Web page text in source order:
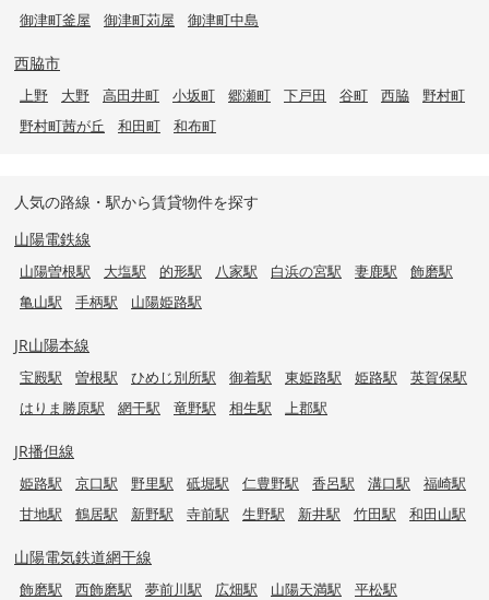
御津町釜屋
御津町苅屋 御津町中島
西脇市
上野 大野 高田井町 小坂町 郷瀬町 下戸田 谷町 西脇
野村町
野村町茜が丘
和田町 和布町
人気の路線・駅から賃貸物件を探す
山陽電鉄線
山陽曽根駅 大塩駅 的形駅 八家駅 白浜の宮駅 妻鹿駅
飾磨駅
亀山駅
手柄駅 山陽姫路駅
JR山陽本線
宝殿駅 曽根駅 ひめじ別所駅 御着駅 東姫路駅 姫路駅
英賀保駅
はりま勝原駅
網干駅 竜野駅 相生駅 上郡駅
JR播但線
姫路駅 京口駅 野里駅 砥堀駅 仁豊野駅 香呂駅 溝口駅
福崎駅
甘地駅
鶴居駅 新野駅 寺前駅 生野駅 新井駅 竹田駅 和田山駅
山陽電気鉄道網干線
飾磨駅 西飾磨駅 夢前川駅 広畑駅 山陽天満駅
平松駅